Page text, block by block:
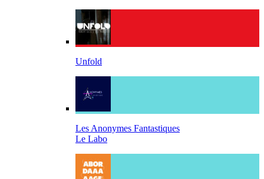
Unfold
Les Anonymes Fantastiques
Le Labo